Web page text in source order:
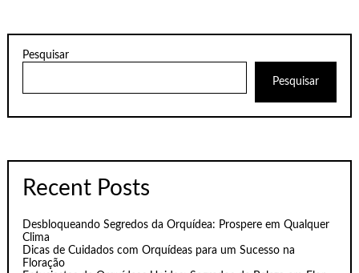
Pesquisar
Pesquisar
Recent Posts
Desbloqueando Segredos da Orquídea: Prospere em Qualquer
Clima
Dicas de Cuidados com Orquídeas para um Sucesso na
Floração